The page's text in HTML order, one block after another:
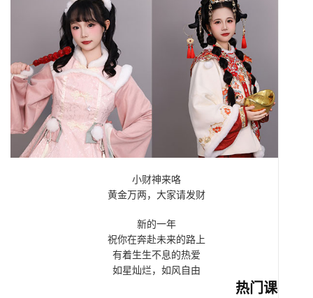
小财神来咯
黄金万两，大家请发财
新的一年
祝你在奔赴未来的路上
有着生生不息的热爱
如星灿烂，如风自由
热门课程